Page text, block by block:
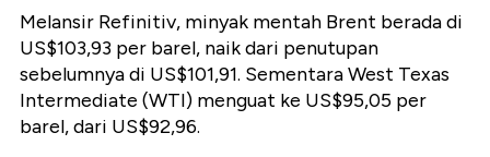
Melansir Refinitiv, minyak mentah Brent berada di
US$103,93 per barel, naik dari penutupan
sebelumnya di US$101,91. Sementara West Texas
Intermediate (WTI) menguat ke US$95,05 per
barel, dari US$92,96.